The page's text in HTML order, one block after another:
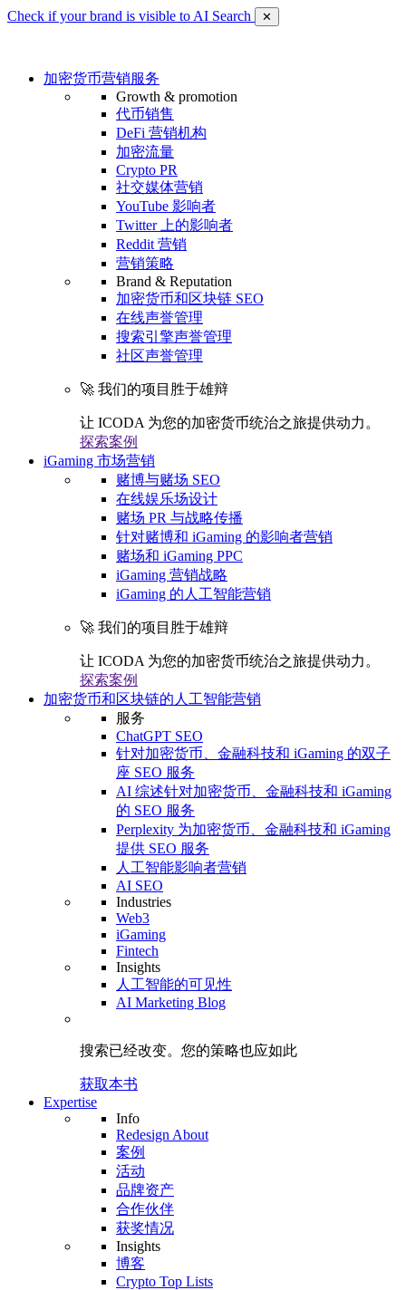
Check if your brand is visible to AI Search ✕
加密货币营销服务
Growth & promotion
代币销售
DeFi 营销机构
加密流量
Crypto PR
社交媒体营销
YouTube 影响者
Twitter 上的影响者
Reddit 营销
营销策略
Brand & Reputation
加密货币和区块链 SEO
在线声誉管理
搜索引擎声誉管理
社区声誉管理
🚀 我们的项目胜于雄辩
让 ICODA 为您的加密货币统治之旅提供动力。
探索案例
iGaming 市场营销
赌博与赌场 SEO
在线娱乐场设计
赌场 PR 与战略传播
针对赌博和 iGaming 的影响者营销
赌场和 iGaming PPC
iGaming 营销战略
iGaming 的人工智能营销
🚀 我们的项目胜于雄辩
让 ICODA 为您的加密货币统治之旅提供动力。
探索案例
加密货币和区块链的人工智能营销
服务
ChatGPT SEO
针对加密货币、金融科技和 iGaming 的双子
座 SEO 服务
AI 综述针对加密货币、金融科技和 iGaming
的 SEO 服务
Perplexity 为加密货币、金融科技和 iGaming
提供 SEO 服务
人工智能影响者营销
AI SEO
Industries
Web3
iGaming
Fintech
Insights
人工智能的可见性
AI Marketing Blog
搜索已经改变。 您的策略也应如此
获取本书
Expertise
Info
Redesign About
案例
活动
品牌资产
合作伙伴
获奖情况
Insights
博客
Crypto Top Lists